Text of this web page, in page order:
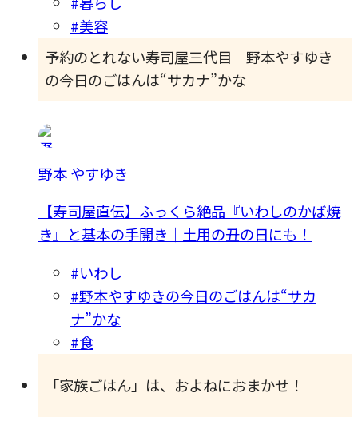
#美容
予約のとれない寿司屋三代目 野本やすゆき
の今日のごはんは“サカナ”かな
野本 やすゆき
【寿司屋直伝】ふっくら絶品『いわしのかば焼
き』と基本の手開き｜土用の丑の日にも！
#いわし
#野本やすゆきの今日のごはんは“サカ
ナ”かな
#食
「家族ごはん」は、およねにおまかせ！